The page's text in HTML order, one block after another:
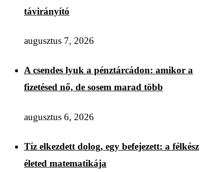
távirányító
augusztus 7, 2026
A csendes lyuk a pénztárcádon: amikor a
fizetésed nő, de sosem marad több
augusztus 6, 2026
Tíz elkezdett dolog, egy befejezett: a félkész
életed matematikája